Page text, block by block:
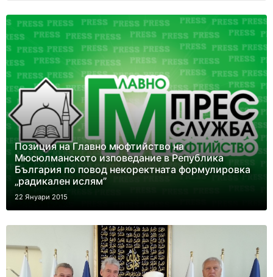
Позиция на Главно мюфтийство на
Мюсюлманското изповедание в Република
България по повод некоректната формулировка
„радикален ислям”
22 Януари 2015